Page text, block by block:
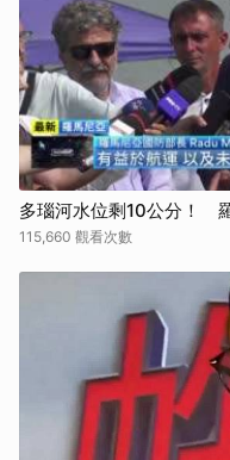
多瑙河水位剩10公分！
115,660 觀看次數